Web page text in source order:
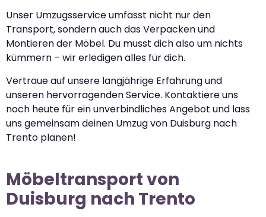
Unser Umzugsservice umfasst nicht nur den
Transport, sondern auch das Verpacken und
Montieren der Möbel. Du musst dich also um nichts
kümmern – wir erledigen alles für dich.
Vertraue auf unsere langjährige Erfahrung und
unseren hervorragenden Service. Kontaktiere uns
noch heute für ein unverbindliches Angebot und lass
uns gemeinsam deinen Umzug von Duisburg nach
Trento planen!
Möbeltransport von
Duisburg nach Trento